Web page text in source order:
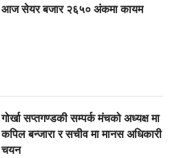
आज सेयर बजार २६५० अंकमा कायम
गोर्खा सप्तगण्डकी सम्पर्क मंचको अध्यक्ष मा
कपिल बन्जारा र सचीव मा मानस अधिकारी
चयन